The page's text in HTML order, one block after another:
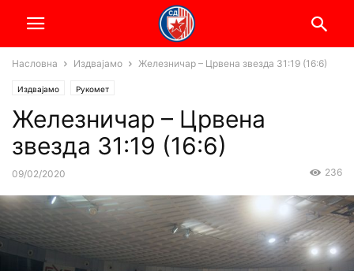
Насловна Издвајамо Железничар – Црвена звезда 31:19 (16:6)
Издвајамо Рукомет
Железничар – Црвена
звезда 31:19 (16:6)
09/02/2020 236